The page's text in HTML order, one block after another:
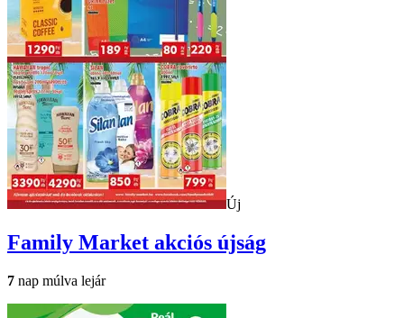
Új
Family Market akciós újság
7 nap múlva lejár